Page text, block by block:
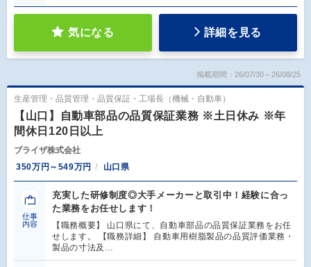
気になる 詳細を見る
掲載期間：26/07/30～26/08/25
生産管理・品質管理・品質保証・工場長（機械・自動車）
【山口】自動車部品の品質保証業務 ※土日休み ※年
間休日120日以上
ブライザ株式会社
350万円～549万円
山口県
仕事
内容
充実した研修制度◎大手メーカーと取引中！経験に合っ
た業務をお任せします！
【職務概要】 山口県にて、自動車部品の品質保証業務をお任
せします。 【職務詳細】 自動車用樹脂製品の品質評価業務・
製品の寸法及…